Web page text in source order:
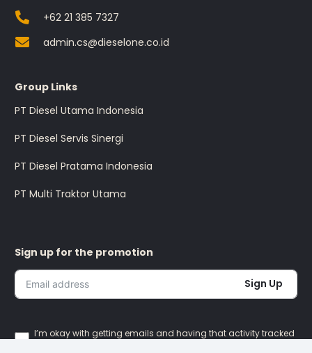
+62 21 385 7327
admin.cs@dieselone.co.id
Group Links
PT Diesel Utama Indonesia
PT Diesel Servis Sinergi
PT Diesel Pratama Indonesia
PT Multi Traktor Utama
Sign up for the promotion
Sign Up
I’m okay with getting emails and having that activity tracked